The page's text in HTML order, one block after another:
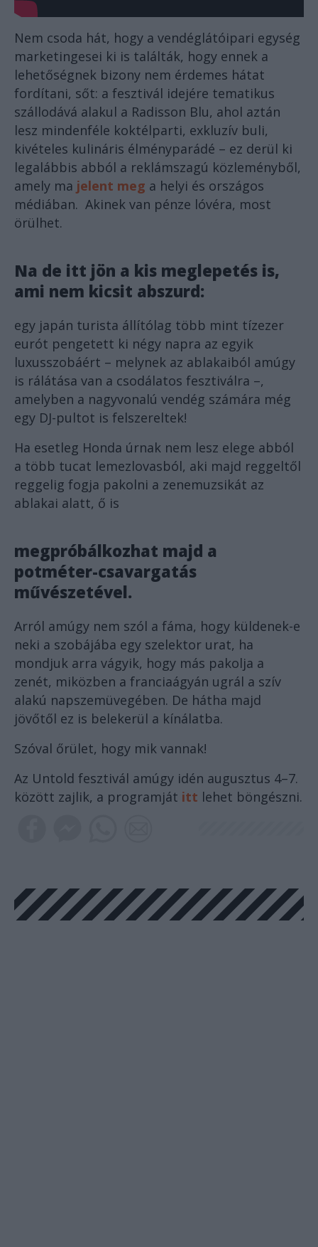
Nem csoda hát, hogy a vendéglátóipari egység
marketingesei ki is találták, hogy ennek a
lehetőségnek bizony nem érdemes hátat
fordítani, sőt: a fesztivál idejére tematikus
szállodává alakul a Radisson Blu, ahol aztán
lesz mindenféle koktélparti, exkluzív buli,
kivételes kulináris élményparádé – ez derül ki
legalábbis abból a reklámszagú közleményből,
amely ma jelent meg a helyi és országos
médiában. Akinek van pénze lóvéra, most
örülhet.
Na de itt jön a kis meglepetés is,
ami nem kicsit abszurd:
egy japán turista állítólag több mint tízezer
eurót pengetett ki négy napra az egyik
luxusszobáért – melynek az ablakaiból amúgy
is rálátása van a csodálatos fesztiválra –,
amelyben a nagyvonalú vendég számára még
egy DJ-pultot is felszereltek!
Ha esetleg Honda úrnak nem lesz elege abból
a több tucat lemezlovasból, aki majd reggeltől
reggelig fogja pakolni a zenemuzsikát az
ablakai alatt, ő is
megpróbálkozhat majd a
potméter-csavargatás
művészetével.
Arról amúgy nem szól a fáma, hogy küldenek-e
neki a szobájába egy szelektor urat, ha
mondjuk arra vágyik, hogy más pakolja a
zenét, miközben a franciaágyán ugrál a szív
alakú napszemüvegében. De hátha majd
jövőtől ez is belekerül a kínálatba.
Szóval őrület, hogy mik vannak!
Az Untold fesztivál amúgy idén augusztus 4–7.
között zajlik, a programját itt lehet böngészni.